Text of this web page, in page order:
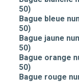
50)
Bague bleue
50)
Bague jaune
50)
Bague orange
50)
Bague rouge